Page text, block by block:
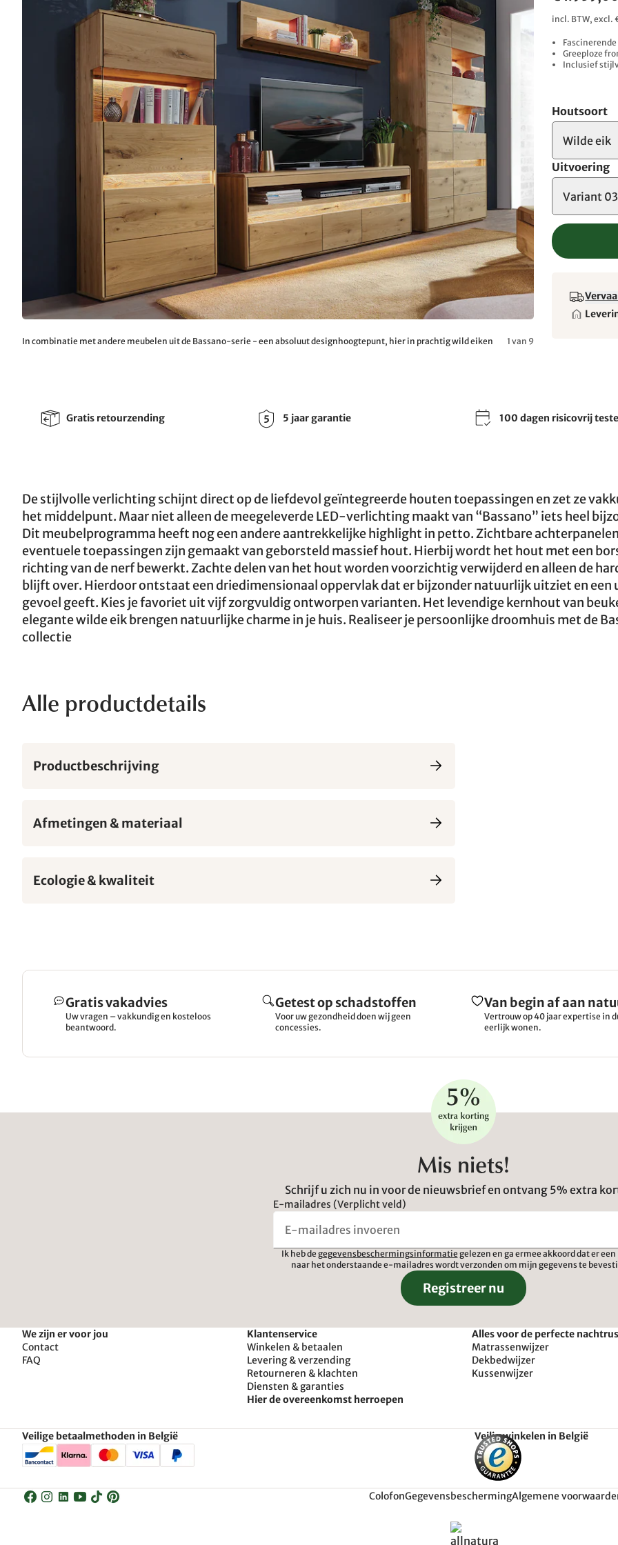
In combinatie met andere meubelen uit de Bassano-serie - een absoluut designhoogtepunt, hier in prachtig wild eiken 1 van 9
incl. BTW,
Greeploze
Inclusief
Houtsoort
Wilde eik
Uitvoering
Variant 03
Gratis retourzending 5 jaar garantie 100 dagen risicovrij
De stijlvolle verlichting schijnt direct op de liefdevol geïntegreerde houten toepassingen en zet ze
het middelpunt. Maar niet alleen de meegeleverde LED-verlichting maakt van “Bassano” iets heel
Dit meubelprogramma heeft nog een andere aantrekkelijke highlight in petto. Zichtbare
eventuele toepassingen zijn gemaakt van geborsteld massief hout. Hierbij wordt het hout met een
richting van de nerf bewerkt. Zachte delen van het hout worden voorzichtig verwijderd en alleen de
blijft over. Hierdoor ontstaat een driedimensionaal oppervlak dat er bijzonder natuurlijk uitziet en een
gevoel geeft. Kies je favoriet uit vijf zorgvuldig ontworpen varianten. Het levendige kernhout van
elegante wilde eik brengen natuurlijke charme in je huis. Realiseer je persoonlijke droomhuis met de
collectie
Alle productdetails
Productbeschrijving
Afmetingen & materiaal
Ecologie & kwaliteit
Gratis vakadvies
Uw vragen – vakkundig en kosteloos
beantwoord.
Getest op schadstoffen
Voor uw gezondheid doen wij geen
concessies.
Van begin af aan
Vertrouw op 40 jaar expertise in
eerlijk wonen.
Mis niets!
Schrijf u zich nu in voor de nieuwsbrief en ontvang 5% extra
E-mailadres (Verplicht veld)
Ik heb de gegevensbeschermingsinformatie gelezen en ga ermee akkoord dat er
naar het onderstaande e-mailadres wordt verzonden om mijn gegevens te
Registreer nu
We zijn er voor jou
Contact
FAQ
Klantenservice
Winkelen & betaalen
Levering & verzending
Retourneren & klachten
Diensten & garanties
Hier de overeenkomst herroepen
Alles voor de perfecte
Matrassenwijzer
Dekbedwijzer
Kussenwijzer
Veilige betaalmethoden in België Veilig winkelen in België
ColofonGegevensbeschermingAlgemene